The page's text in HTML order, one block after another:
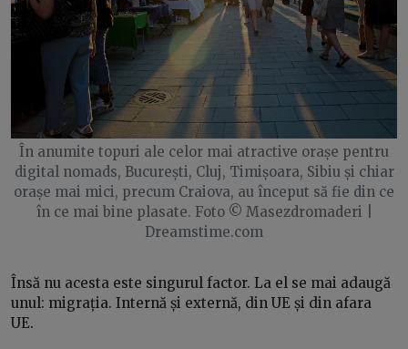
În anumite topuri ale celor mai atractive orașe pentru
digital nomads, București, Cluj, Timișoara, Sibiu și chiar
orașe mai mici, precum Craiova, au început să fie din ce
în ce mai bine plasate. Foto © Masezdromaderi |
Dreamstime.com
Însă nu acesta este singurul factor. La el se mai adaugă
unul: migrația. Internă și externă, din UE și din afara
UE.